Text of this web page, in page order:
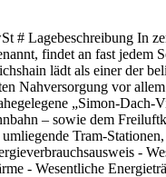
# Lagebeschreibung In
findet an fast jedem
lädt als einer der
Nahversorgung vor
„Simon-Dach-
– sowie dem
Tram-
-
- Wesentliche